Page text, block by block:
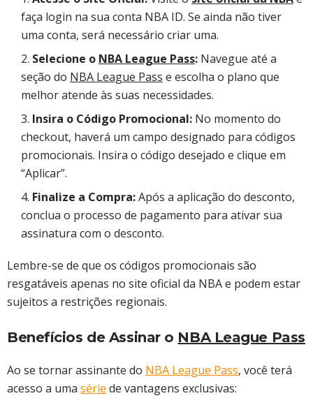
faça login na sua conta NBA ID. Se ainda não tiver
uma conta, será necessário criar uma.​
Selecione o NBA League Pass: Navegue até a
seção do NBA League Pass e escolha o plano que
melhor atende às suas necessidades.
Insira o Código Promocional: No momento do
checkout, haverá um campo designado para códigos
promocionais. Insira o código desejado e clique em
“Aplicar”.​
Finalize a Compra:Após a aplicação do desconto,
conclua o processo de pagamento para ativar sua
assinatura com o desconto.​
Lembre-se de que os códigos promocionais são
resgatáveis apenas no site oficial da NBA e podem estar
sujeitos a restrições regionais.​
Benefícios de Assinar o NBA League Pass
Ao se tornar assinante do NBA League Pass, você terá
acesso a uma série de vantagens exclusivas:​